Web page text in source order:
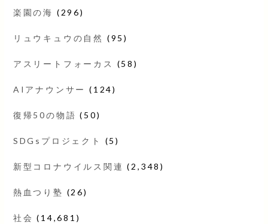
楽園の海 (296)
リュウキュウの自然 (95)
アスリートフォーカス (58)
AIアナウンサー (124)
復帰50の物語 (50)
SDGsプロジェクト (5)
新型コロナウイルス関連 (2,348)
熱血つり塾 (26)
社会 (14,681)